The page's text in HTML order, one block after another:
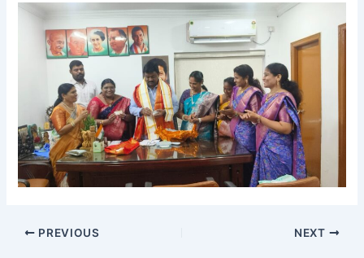
PREVIOUS NEXT